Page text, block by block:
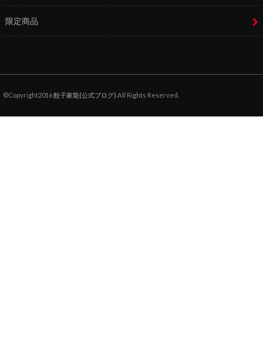
限定商品
©Copyright2016餃子家龍(公式ブログ) .All Rights Reserved.